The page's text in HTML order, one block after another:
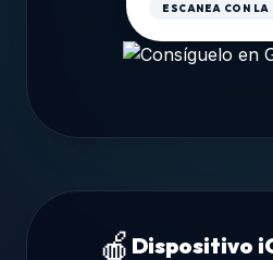
ESCANEA CON LA
🍎 Dispositivo